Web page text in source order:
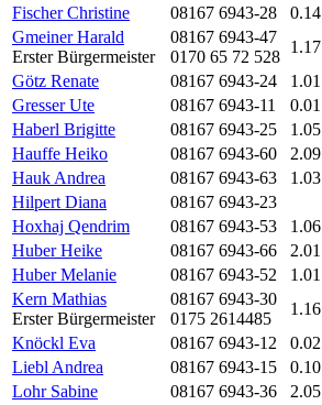
Fischer Christine
08167 6943-28 0.14
Gmeiner Harald
Erster Bürgermeister
08167 6943-47
0170 65 72 528
1.17
Götz Renate
08167 6943-24 1.01
Gresser Ute
08167 6943-11 0.01
Haberl Brigitte
08167 6943-25 1.05
Hauffe Heiko
08167 6943-60 2.09
Hauk Andrea
08167 6943-63 1.03
Hilpert Diana
08167 6943-23
Hoxhaj Qendrim
08167 6943-53 1.06
Huber Heike
08167 6943-66 2.01
Huber Melanie
08167 6943-52 1.01
Kern Mathias
Erster Bürgermeister
08167 6943-30
0175 2614485
1.16
Knöckl Eva
08167 6943-12 0.02
Liebl Andrea
08167 6943-15 0.10
Lohr Sabine
08167 6943-36 2.05